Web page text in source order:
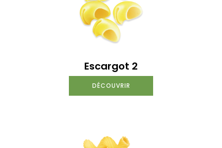
Escargot 2
DÉCOUVRIR